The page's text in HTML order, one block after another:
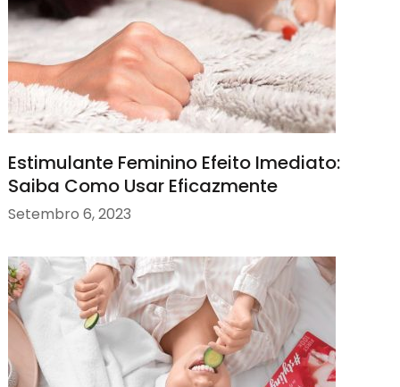
Estimulante Feminino Efeito Imediato:
Saiba Como Usar Eficazmente
Setembro 6, 2023